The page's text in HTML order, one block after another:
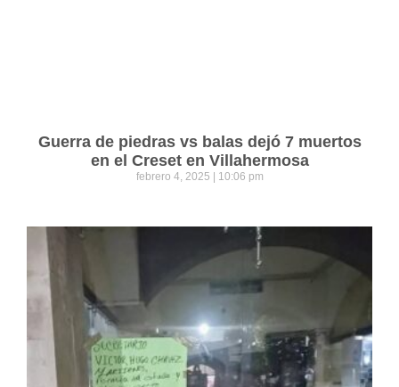
Guerra de piedras vs balas dejó 7 muertos
en el Creset en Villahermosa
febrero 4, 2025 10:06 pm